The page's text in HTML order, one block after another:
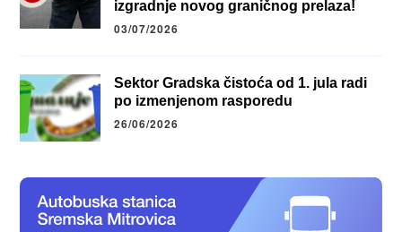
izgradnje novog graničnog prelaza!
03/07/2026
Sektor Gradska čistoća od 1. jula radi
po izmenjenom rasporedu
26/06/2026